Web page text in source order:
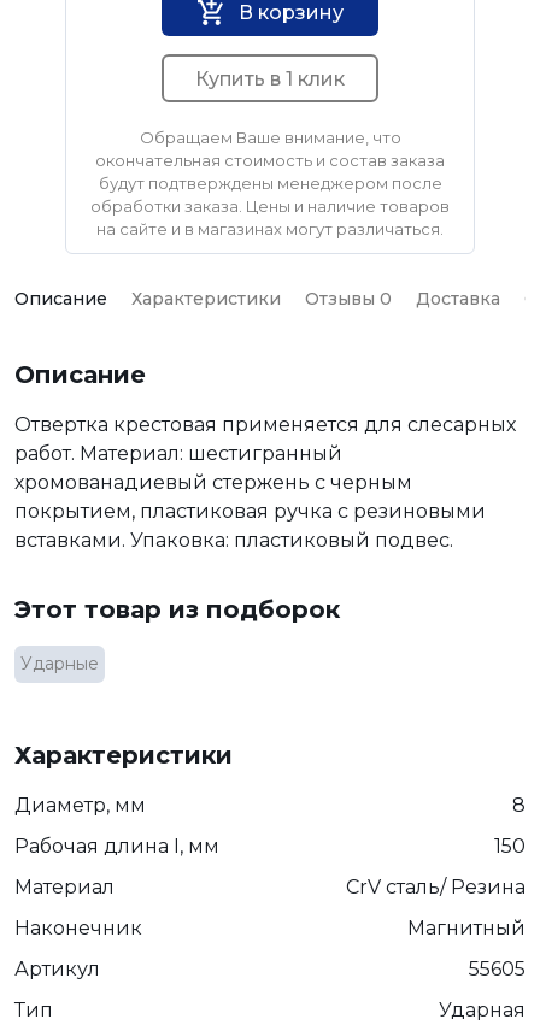
В корзину
Купить в 1 клик
Обращаем Ваше внимание, что
окончательная стоимость и состав заказа
будут подтверждены менеджером после
обработки заказа. Цены и наличие товаров
на сайте и в магазинах могут различаться.
Описание Характеристики Отзывы 0 Доставка
Описание
Отвертка крестовая применяется для слесарных
работ. Материал: шестигранный
хромованадиевый стержень с черным
покрытием, пластиковая ручка с резиновыми
вставками. Упаковка: пластиковый подвес.
Этот товар из подборок
Ударные
Характеристики
Диаметр, мм
8
Рабочая длина I, мм
150
Материал
CrV сталь/ Резина
Наконечник
Магнитный
Артикул
55605
Тип
Ударная